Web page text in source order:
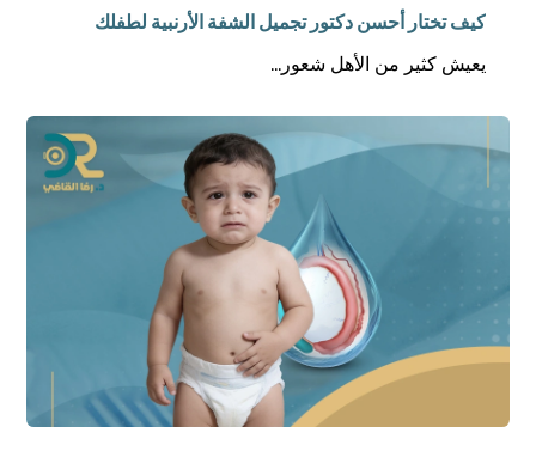
كيف تختار أحسن دكتور تجميل الشفة الأرنبية لطفلك
يعيش كثير من الأهل شعور...